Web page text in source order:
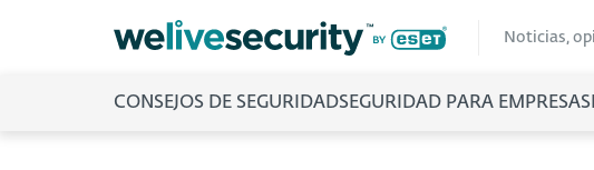
Noticias,
CONSEJOS DE SEGURIDADSEGURIDAD PARA EMPRESAS